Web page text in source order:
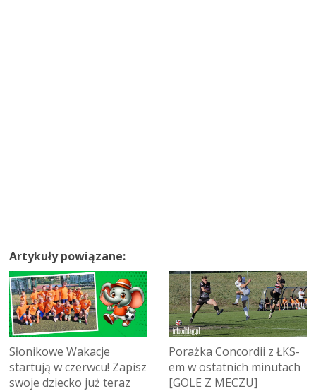
Artykuły powiązane:
Słonikowe Wakacje
startują w czerwcu! Zapisz
swoje dziecko już teraz
Porażka Concordii z ŁKS-
em w ostatnich minutach
[GOLE Z MECZU]